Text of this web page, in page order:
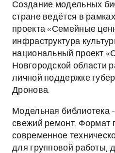
Создание модельных
стране ведётся в
проекта «Семейные
инфраструктура
национальный проект
Новгородской области
личной поддержке
Дронова.
Модельная библиотека
свежий ремонт. Формат
современное
для групповой работы,